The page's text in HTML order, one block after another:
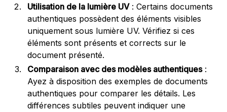
Utilisation de la lumière UV: Certains documents
authentiques possèdent des éléments visibles
uniquement sous lumière UV. Vérifiez si ces
éléments sont présents et corrects sur le
document présenté.
Comparaison avec des modèles authentiques:
Ayez à disposition des exemples de documents
authentiques pour comparer les détails. Les
différences subtiles peuvent indiquer une